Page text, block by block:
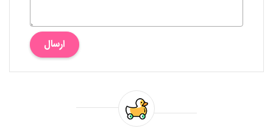
ارسال